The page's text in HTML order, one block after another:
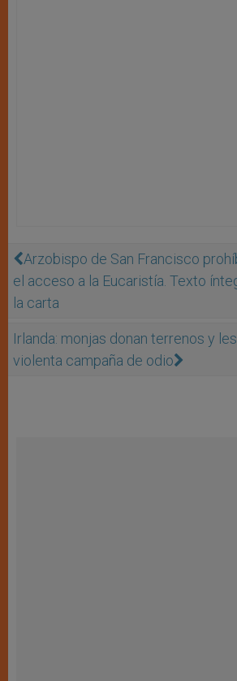
Arzobispo de San Francisco
el acceso a la Eucaristía. Texto
la carta
Irlanda: monjas donan terrenos y
violenta campaña de odio